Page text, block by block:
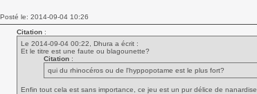
Posté le: 2014-09-04 10:26
Citation:
Le 2014-09-04 00:22, Dhura a écrit :
Et le titre est une faute ou blagounette?
Citation :
qui du rhinocéros ou de l'hyppopotame est le plus fort?
Enfin tout cela est sans importance, ce jeu est un pur délice de nanardise.